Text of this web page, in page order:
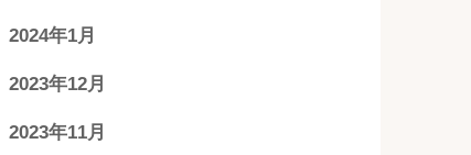
2024年1月
2023年12月
2023年11月